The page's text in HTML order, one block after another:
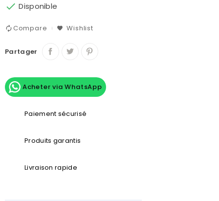
 Disponible
Compare Wishlist
Partager
Acheter via WhatsApp
Paiement sécurisé
Produits garantis
Livraison rapide